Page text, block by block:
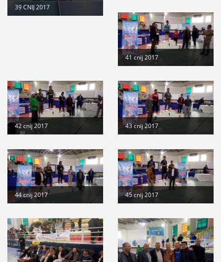
39 CNIJ 2017
41 cnij 2017
42 cnij 2017 43 cnij 2017
44 cnij 2017 45 cnij 2017